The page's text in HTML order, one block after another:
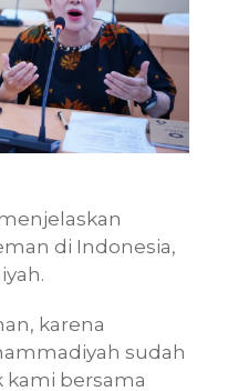
di Indonesia,
karena
sudah
kami bersama